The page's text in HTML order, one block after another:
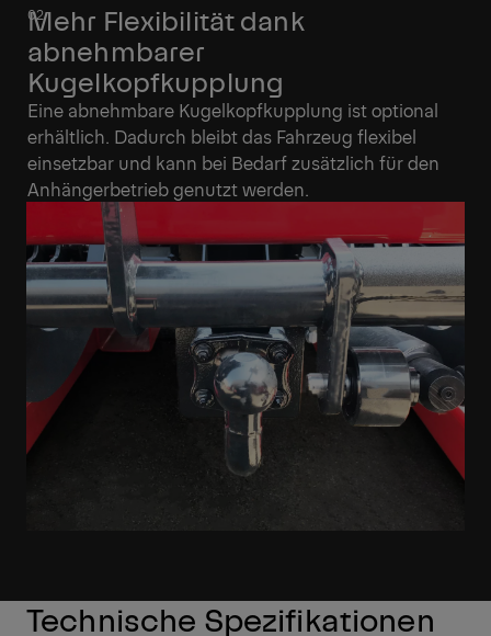
Mehr Flexibilität dank
abnehmbarer
Kugelkopfkupplung
Eine abnehmbare Kugelkopfkupplung ist optional
erhältlich. Dadurch bleibt das Fahrzeug flexibel
einsetzbar und kann bei Bedarf zusätzlich für den
Anhängerbetrieb genutzt werden.
Technische Spezifikationen